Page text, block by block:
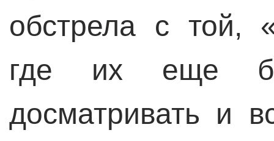
обстрела с той,
где их еще
досматривать и